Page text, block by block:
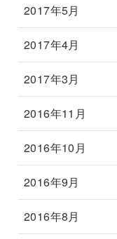
2017年5月
2017年4月
2017年3月
2016年11月
2016年10月
2016年9月
2016年8月